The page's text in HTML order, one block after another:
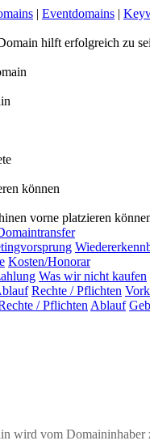
| Eventdomains |
hilft erfolgreich zu
können
vorne platzieren
Kosten/Honorar
Was wir nicht kaufen
Rechte / Pflichten
/ Pflichten Ablauf
wird vom Domaininhaber